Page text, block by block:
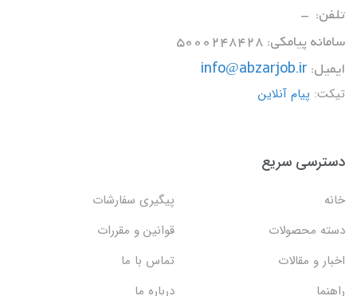
تلفن: -
سامانه پیامکی: 5000248428
ایمیل: info@abzarjob.ir
تیکت: پیام آنلاین
دسترسی سریع
خانه
پیگیری سفارشات
دسته محصولات
قوانین و مقررات
اخبار و مقالات
تماس با ما
راهنما
درباره ما